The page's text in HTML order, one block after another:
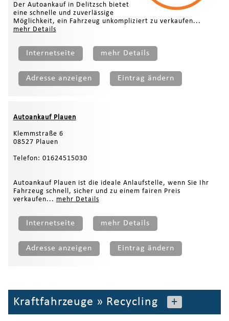
Der Autoankauf in Delitzsch bietet
eine schnelle und zuverlässige
Möglichkeit, ein Fahrzeug unkompliziert zu verkaufen...
mehr Details
Internetseite mehr Details
Adresse anzeigen Eintrag ändern
Autoankauf Plauen
Klemmstraße 6
08527 Plauen
Telefon: 01624515030
Autoankauf Plauen ist die ideale Anlaufstelle, wenn Sie Ihr
Fahrzeug schnell, sicher und zu einem fairen Preis
verkaufen... mehr Details
Internetseite mehr Details
Adresse anzeigen Eintrag ändern
Kraftfahrzeuge » Recycling +